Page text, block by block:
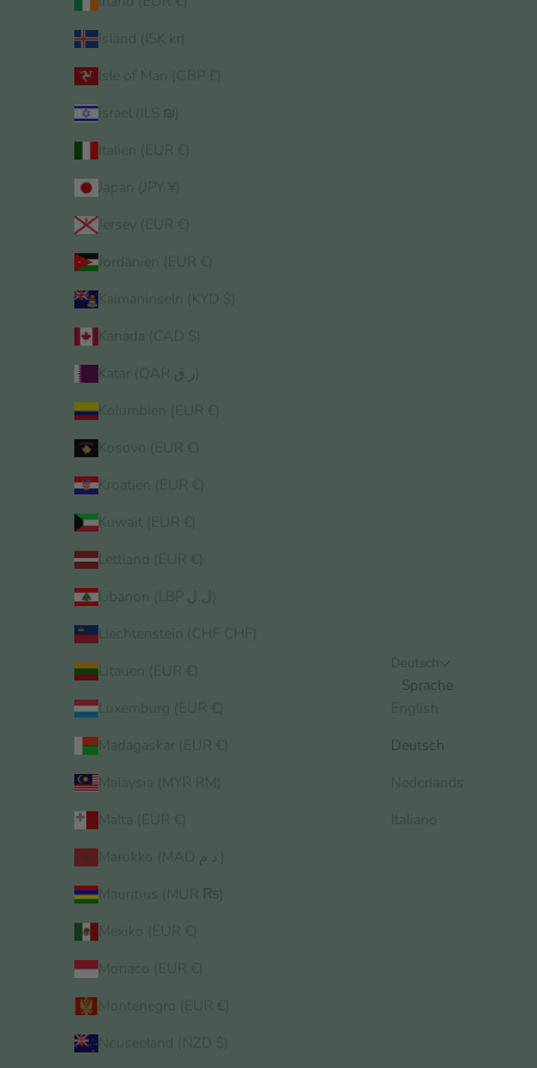
Island (ISK kr)
Isle of Man (GBP £)
Israel (ILS ₪)
Italien (EUR €)
Japan (JPY ¥)
Jersey (EUR €)
Jordanien (EUR €)
Kaimaninseln (KYD $)
Kanada (CAD $)
Kolumbien (EUR €)
Kroatien (EUR €)
Kuwait (EUR €)
Lettland (EUR €)
Liechtenstein (CHF CHF)
Litauen (EUR €)
Luxemburg (EUR €)
Madagaskar (EUR €)
Malaysia (MYR RM)
Malta (EUR €)
Mauritius (MUR ₨)
Mexiko (EUR €)
Monaco (EUR €)
Montenegro (EUR €)
Neuseeland (NZD $)
Deutsch
Sprache
English
Deutsch
Nederlands
Italiano